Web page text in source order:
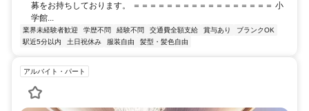
募をお持ちしております。 ＝＝＝＝＝＝＝＝＝＝＝＝＝＝＝＝＝ 小
学館...
業界未経験者歓迎 学歴不問 経験不問 交通費全額支給 賞与あり
ブランクOK
駅近5分以内
土日祝休み 服装自由 髪型・髪色自由
アルバイト・パート